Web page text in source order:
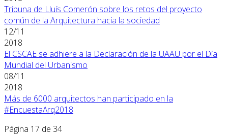
Tribuna de Lluís Comerón sobre los retos del proyecto
común de la Arquitectura hacia la sociedad
12/11
2018
El CSCAE se adhiere a la Declaración de la UAAU por el Día
Mundial del Urbanismo
08/11
2018
Más de 6000 arquitectos han participado en la
#EncuestaΛrq2018
Página 17 de 34